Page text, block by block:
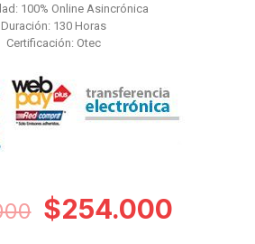
100% Online Asincrónica
Duración: 130 Horas
Certificación: Otec
El
$254.000El